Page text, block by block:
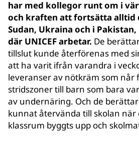
har med kollegor runt om i
och kraften att fortsätta alltid
Sudan, Ukraina och i
där UNICEF arbetar. De
tillslut kunde återförenas med
att ha varit ifrån varandra i
leveranser av nötkräm som når
stridszoner till barn som bara
av undernäring. Och de
kunnat återvända till skolan
klassrum byggts upp och